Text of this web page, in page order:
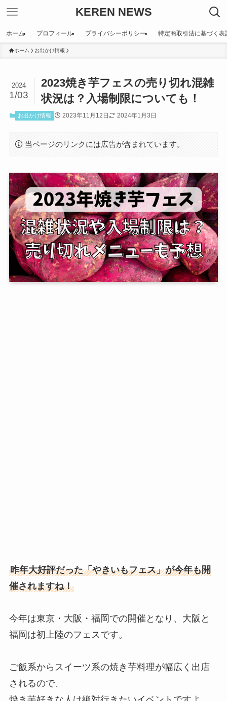
KEREN NEWS
ホーム プロフィール プライバシーポリシー 特定商取引法に基づく表
ホーム お出かけ情報
2023焼き芋フェスの売り切れ混雑
状況は？入場制限についても！
2024
1/03
お出かけ情報 2023年11月12日 2024年1月3日
当ページのリンクには広告が含まれています。
昨年大好評だった「やきいもフェス」が今年も開
催されますね！
今年は東京・大阪・福岡での開催となり、大阪と
福岡は初上陸のフェスです。
ご飯系からスイーツ系の焼き芋料理が幅広く出店
されるので、